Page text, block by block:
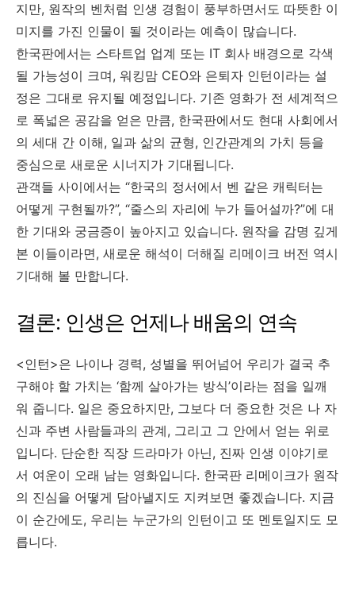
지만, 원작의 벤처럼 인생 경험이 풍부하면서도 따뜻한 이
미지를 가진 인물이 될 것이라는 예측이 많습니다.
한국판에서는 스타트업 업계 또는 IT 회사 배경으로 각색
될 가능성이 크며, 워킹맘 CEO와 은퇴자 인턴이라는 설
정은 그대로 유지될 예정입니다. 기존 영화가 전 세계적으
로 폭넓은 공감을 얻은 만큼, 한국판에서도 현대 사회에서
의 세대 간 이해, 일과 삶의 균형, 인간관계의 가치 등을
중심으로 새로운 시너지가 기대됩니다.
관객들 사이에서는 “한국의 정서에서 벤 같은 캐릭터는
어떻게 구현될까?”, “줄스의 자리에 누가 들어설까?”에 대
한 기대와 궁금증이 높아지고 있습니다. 원작을 감명 깊게
본 이들이라면, 새로운 해석이 더해질 리메이크 버전 역시
기대해 볼 만합니다.
결론: 인생은 언제나 배움의 연속
<인턴>은 나이나 경력, 성별을 뛰어넘어 우리가 결국 추
구해야 할 가치는 ‘함께 살아가는 방식’이라는 점을 일깨
워 줍니다. 일은 중요하지만, 그보다 더 중요한 것은 나 자
신과 주변 사람들과의 관계, 그리고 그 안에서 얻는 위로
입니다. 단순한 직장 드라마가 아닌, 진짜 인생 이야기로
서 여운이 오래 남는 영화입니다. 한국판 리메이크가 원작
의 진심을 어떻게 담아낼지도 지켜보면 좋겠습니다. 지금
이 순간에도, 우리는 누군가의 인턴이고 또 멘토일지도 모
릅니다.